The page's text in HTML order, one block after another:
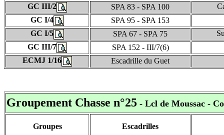
GC III/2
SPA 83 - SPA 100
GC I/4
SPA 95 - SPA 153
GC I/5
SPA 67 - SPA 75
GC III/7
SPA 152 - III/7(6)
ECMJ 1/16
Escadrille du Guet
Groupement Chasse n°25 - Lcl de Moussac -
Groupes Escadrilles